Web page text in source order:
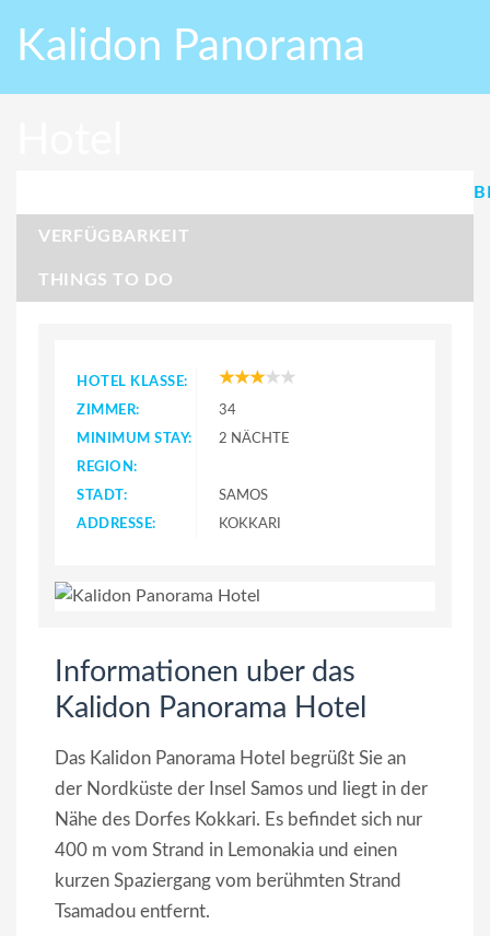
Kalidon Panorama
VERFÜGBARKEIT
THINGS TO DO
HOTEL KLASSE:
ZIMMER:
34
MINIMUM STAY:
2 NÄCHTE
REGION:
STADT:
SAMOS
ADDRESSE:
KOKKARI
Informationen uber das
Kalidon Panorama Hotel
Das Kalidon Panorama Hotel begrüßt Sie an
der Nordküste der Insel Samos und liegt in der
Nähe des Dorfes Kokkari. Es befindet sich nur
400 m vom Strand in Lemonakia und einen
kurzen Spaziergang vom berühmten Strand
Tsamadou entfernt.